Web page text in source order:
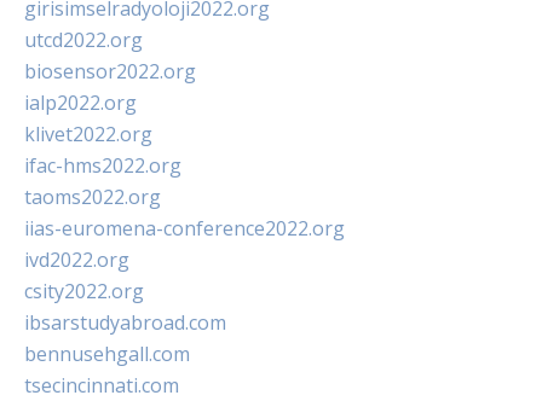
girisimselradyoloji2022.org
utcd2022.org
biosensor2022.org
ialp2022.org
klivet2022.org
ifac-hms2022.org
taoms2022.org
iias-euromena-conference2022.org
ivd2022.org
csity2022.org
ibsarstudyabroad.com
bennusehgall.com
tsecincinnati.com